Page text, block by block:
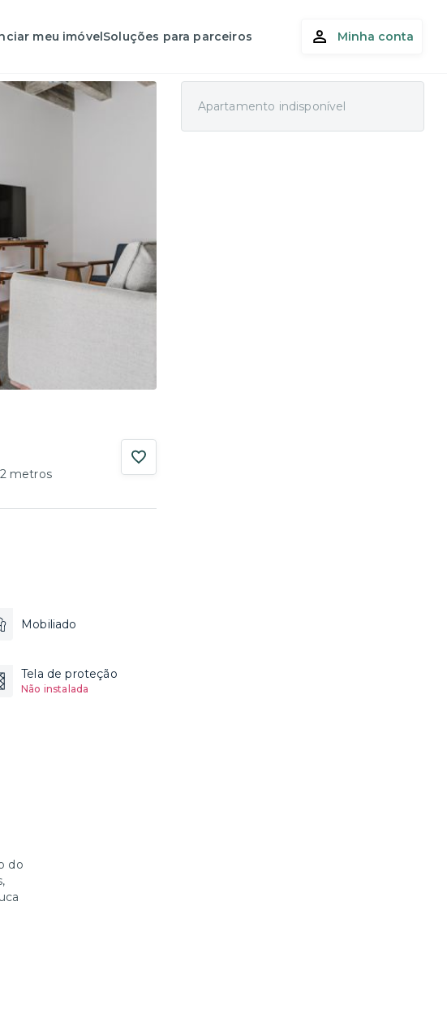
meu imóvelSoluções para parceiros Minha conta
metros
Mobiliado
Tela de proteção
Não instalada
do
Apartamento indisponível